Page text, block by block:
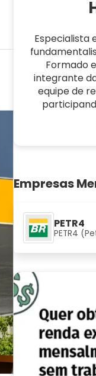
Especialista
Formado
integrante
equipe de
Empresas
PETR4